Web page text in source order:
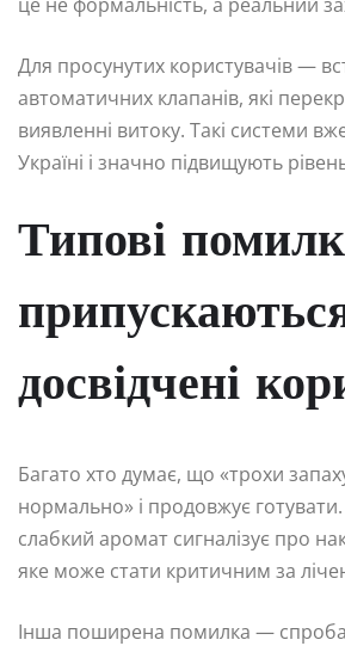
Для просунутих користувачів —
автоматичних клапанів, які
виявленні витоку. Такі системи
Україні і значно підвищують
Типові
досвідчені
Багато хто думає, що «трохи
нормально» і продовжує
слабкий аромат сигналізує про
яке може стати критичним за
Інша поширена помилка — спроба